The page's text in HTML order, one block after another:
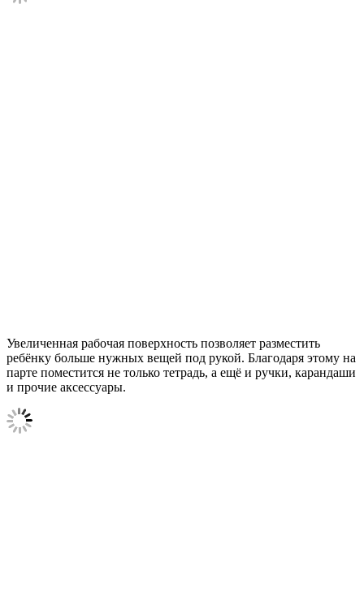
Увеличенная рабочая поверхность позволяет разместить
ребёнку больше нужных вещей под рукой. Благодаря этому на
парте поместится не только тетрадь, а ещё и ручки, карандаши
и прочие аксессуары.